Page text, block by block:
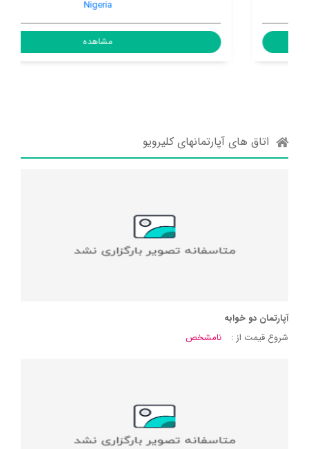
اتاق های آپارتمانهای کلیرویو
آپارتمان دو خوابه
شروع قیمت از :
نامشخص